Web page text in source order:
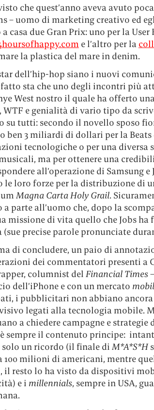
che quest’anno aveva avuto
– uomo di marketing creativo ed
casa due Gran Prix: uno per la User
e l’altro per la
la plastica del mare in denim.
dell’hip-hop siano i nuovi
sta che uno degli incontri più
West nostro il quale ha offerto
WTF e genialità di vario tipo da
su tutti: secondo il novello sposo
ben 3 miliardi di dollari per la Beats
tecnologiche o per una diversa
ma per ottenere una
all’operazione di Samsung e
le loro forze per la distribuzione di
Magna Carta Holy Grail.
parte all’uomo che, dopo la
missione di vita quello che Jobs
(sue precise parole pronunciate
di concludere, un paio di
dei commentatori presenti a
columnist del Financial Times
dell’iPhone e con un mercato
i pubblicitari non abbiano
legati alla tecnologia mobile.
a chiedere campagne e
sempre il contenuto principe:
solo un ricordo (il finale di M*A*S*H
100 milioni di americani, mentre
resto lo ha visto da dispositivi
e i millennials, sempre in USA,